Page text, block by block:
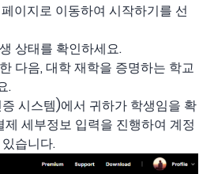
이지로 이동하여 시작하기를 선
상태를 확인하세요.
다음, 대학 재학을 증명하는 학교
.
시스템)에서 귀하가 학생임을 확
제 세부정보 입력을 진행하여 계정
습니다.